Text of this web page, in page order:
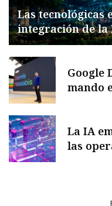
Las tecnológicas
integración de la
Google
mando
La IA
las